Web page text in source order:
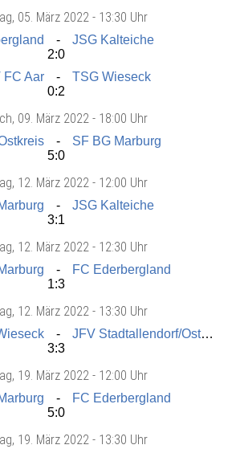
, 05. März 2022 - 13:30 Uhr
JSG Kalteiche
2:0
FC Aar
TSG Wieseck
0:2
, 09. März 2022 - 18:00 Uhr
SF BG Marburg
5:0
, 12. März 2022 - 12:00 Uhr
JSG Kalteiche
3:1
, 12. März 2022 - 12:30 Uhr
FC Ederbergland
1:3
, 12. März 2022 - 13:30 Uhr
JFV Stadtallendorf/Ostkreis
3:3
, 19. März 2022 - 12:00 Uhr
FC Ederbergland
5:0
, 19. März 2022 - 13:30 Uhr